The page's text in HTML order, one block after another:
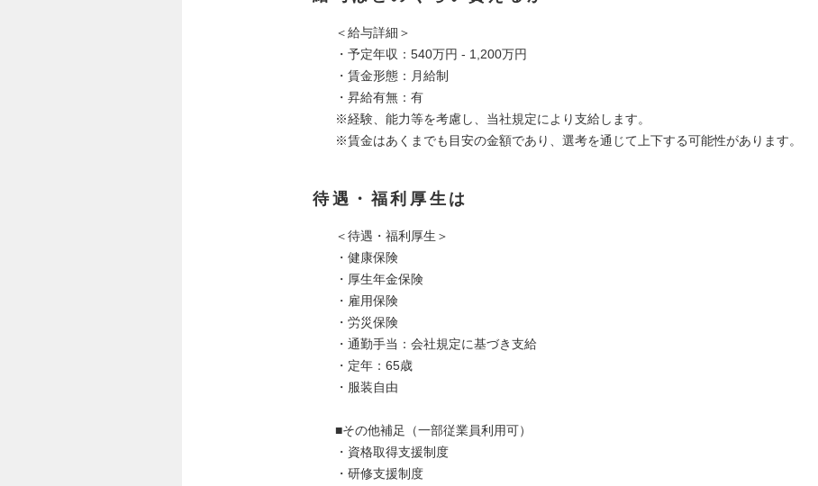
＜給与詳細＞
・予定年収：540万円 - 1,200万円
・賃金形態：月給制
・昇給有無：有
※経験、能力等を考慮し、当社規定により支給します。
※賃金はあくまでも目安の金額であり、選考を通じて上下する可能性があります。
待遇・福利厚生は
＜待遇・福利厚生＞
・健康保険
・厚生年金保険
・雇用保険
・労災保険
・通勤手当：会社規定に基づき支給
・定年：65歳
・服装自由
■その他補足（一部従業員利用可）
・資格取得支援制度
・研修支援制度